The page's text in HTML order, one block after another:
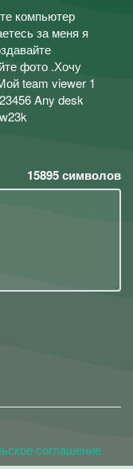
компьютер
за меня я
фото .Хочу
team viewer 1
Any desk
15895символов
соглашение